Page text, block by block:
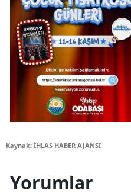
Kaynak: İHLAS HABER AJANSI
Yorumlar